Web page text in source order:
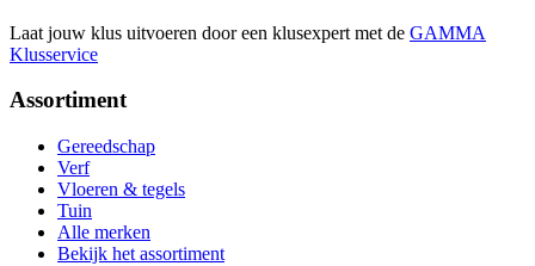
Laat jouw klus uitvoeren door een klusexpert met de GAMMA
Klusservice
Assortiment
Gereedschap
Verf
Vloeren & tegels
Tuin
Alle merken
Bekijk het assortiment